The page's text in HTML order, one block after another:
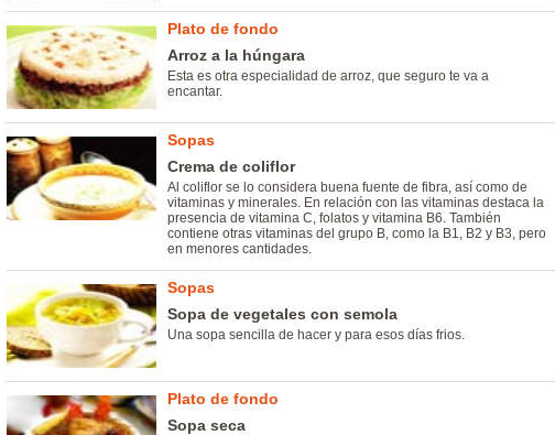
Plato de fondo
Arroz a la húngara
Esta es otra especialidad de arroz, que seguro te va a
encantar.
Sopas
Crema de coliflor
Al coliflor se lo considera buena fuente de fibra, así como de
vitaminas y minerales. En relación con las vitaminas destaca la
presencia de vitamina C, folatos y vitamina B6. También
contiene otras vitaminas del grupo B, como la B1, B2 y B3, pero
en menores cantidades.
Sopas
Sopa de vegetales con semola
Una sopa sencilla de hacer y para esos días frios.
Plato de fondo
Sopa seca